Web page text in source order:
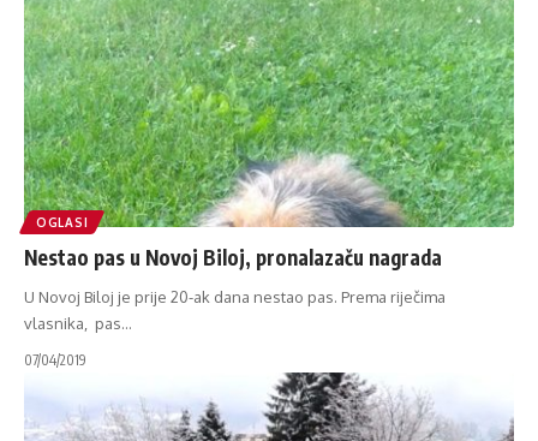
OGLASI
Nestao pas u Novoj Biloj, pronalazaču nagrada
U Novoj Biloj je prije 20-ak dana nestao pas. Prema riječima
vlasnika, pas…
07/04/2019